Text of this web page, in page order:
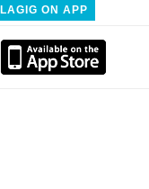
ON APP